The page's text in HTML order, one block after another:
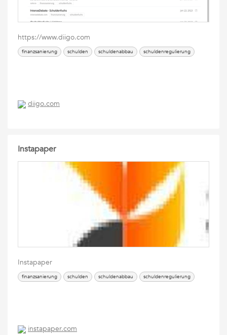
https://www.diigo.com
finanzsanierung schulden schuldenabbau schuldenregulierung
diigo.com
Instapaper
Instapaper
finanzsanierung schulden schuldenabbau schuldenregulierung
instapaper.com